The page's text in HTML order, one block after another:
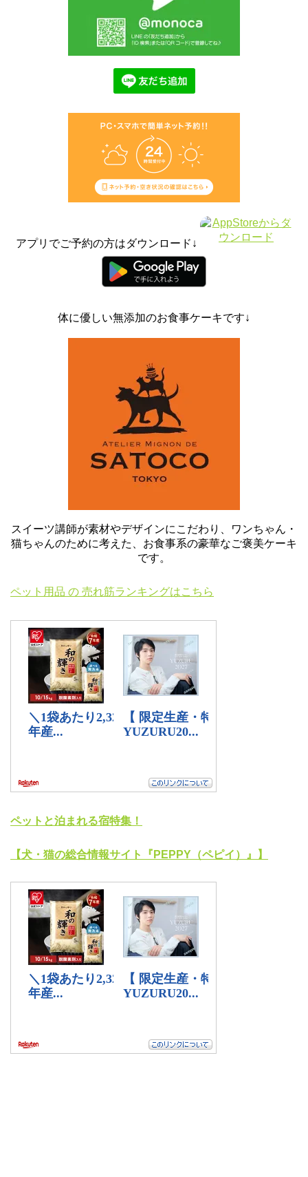
アプリでご予約の方はダウンロード↓
体に優しい無添加のお食事ケーキです↓
スイーツ講師が素材やデザインにこだわり、ワンちゃん・
猫ちゃんのために考えた、お食事系の豪華なご褒美ケーキ
です。
ペット用品 の 売れ筋ランキングはこちら
ペットと泊まれる宿特集！
【犬・猫の総合情報サイト『PEPPY（ペピイ）』】